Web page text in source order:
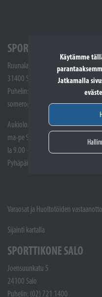
Käytämme
Jatkamalla
SPORTTIKONE SOMERO
Ruunalantie 5
31400 Somero
Puhelin: (02) 748 9300
somero@sporttikone.fi
Aukioloajat
ma-pe 9.00 - 17.00
la 9.00 - 14.00
Pyhäpäivät suljettuna
Varaosat ja Huoltotöiden
Sijainti kartalla
SPORTTIKONE SALO
Joensuunkatu 5
24100 Salo
Puhelin: (02) 721 1400